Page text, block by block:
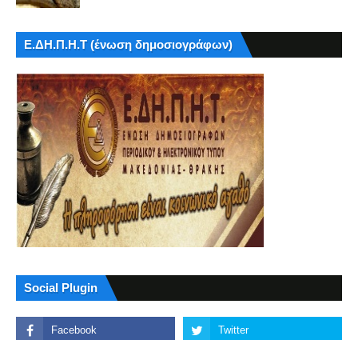
Ε.ΔΗ.Π.Η.Τ (ένωση δημοσιογράφων)
Social Plugin